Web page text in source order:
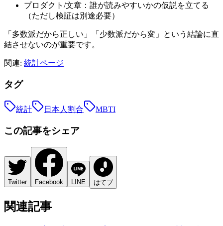
プロダクト/文章：誰が読みやすいかの仮説を立てる
（ただし検証は別途必要）
「多数派だから正しい」「少数派だから変」という結論に直
結させないのが重要です。
関連: 統計ページ
タグ
統計 日本人割合 MBTI
この記事をシェア
Twitter Facebook LINE はてブ
関連記事